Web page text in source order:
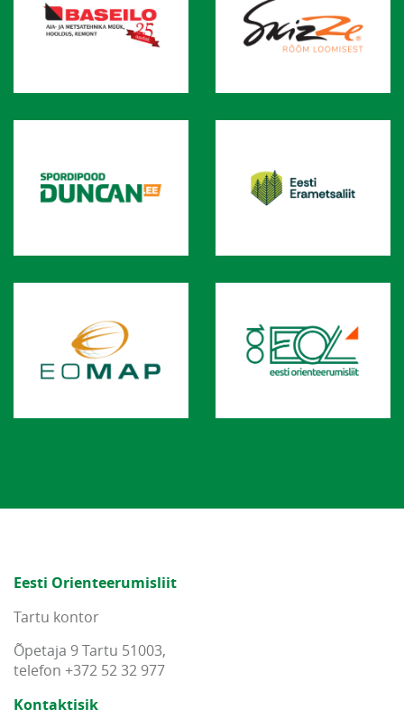
Eesti Orienteerumisliit
Tartu kontor
Õpetaja 9 Tartu 51003,
telefon +372 52 32 977
Kontaktisik